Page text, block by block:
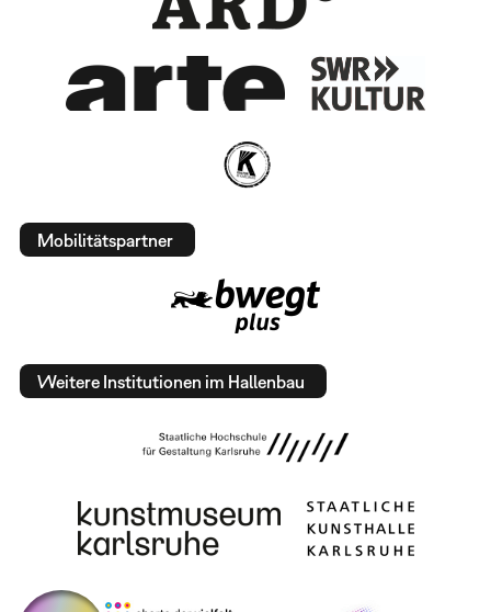
Mobilitätspartner
Weitere Institutionen im Hallenbau